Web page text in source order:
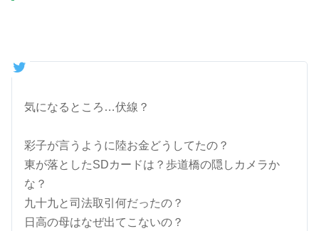
気になるところ…伏線？
彩子が言うように陸お金どうしてたの？
東が落としたSDカードは？歩道橋の隠しカメラか
な？
九十九と司法取引何だったの？
日高の母はなぜ出てこないの？